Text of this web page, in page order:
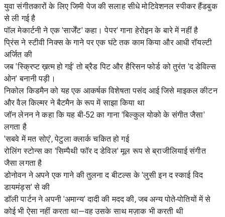
युवा संगीतकारों के लिए जिमी पेज की सलाह सीधे मोटिवेशनल स्पीकर हैंडबुक
से ली गई है
पॉल मेकार्टनी ने एक 'सार्जेंट' कहा। पेपर' गाना हेरोइन के बारे में नहीं है
प्रिंस ने स्टीवी निक्स के गाने पर एक घंटे तक काम किया और आधी रॉयल्टी
अर्जित की
जब 'स्क्रिप्ट ख़त्म हो गई' तो ब्रैड पिट और हैरिसन फोर्ड को तुरंत 'द डेविल्स
ओन' बनानी पड़ी।
निकोल किडमैन को यह एक आकर्षक विशेषता पसंद आई जिसे माइकल कीटन
और वैल किल्मर ने बैटमैन के रूप में साझा किया था
जॉन लेनन ने कहा कि यह बी-52 का गाना 'बिल्कुल योको के संगीत जैसा'
लगता है
'सबवे में मत सोएं', पेटुला क्लार्क चकित हो गई
रोलिंग स्टोन्स का 'सिम्पैथी फॉर द डेविल' मूल रूप से ब्राजीलियाई संगीत
जैसा लगता है
डोनोवन ने अपने एक गाने की तुलना द बीटल्स के 'लुसी इन द स्काई विद
डायमंड्स' से की
डॉली पार्टन ने अपनी 'अमान्य' दादी की मदद की, जब अन्य पोते-पोतियों में से
कोई भी ऐसा नहीं करता था—वह उसके साथ मज़ाक भी करती थी